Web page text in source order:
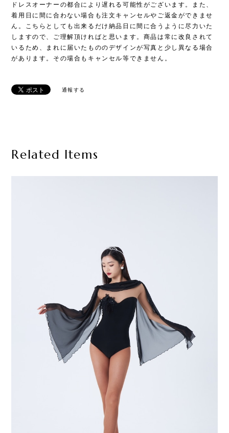
ドレスオーナーの都合により遅れる可能性がございます。また、
着用日に間に合わない場合も注文キャンセルやご返金ができませ
ん。こちらとしても出来るだけ納品日に間に合うように尽力いた
しますので、ご理解頂ければと思います。商品は常に改良されて
いるため、まれに届いたもののデザインが写真と少し異なる場合
があります。その場合もキャンセル等できません。
通報する
Related Items